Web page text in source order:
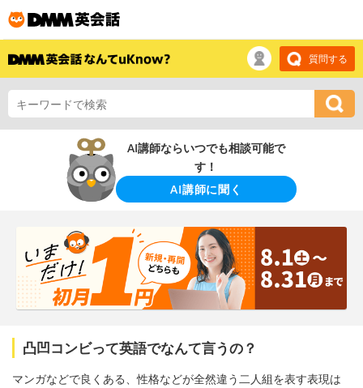
質問する
AI講師ならいつでも相談可能で
す！
AI講師に聞く
凸凹コンビって英語でなんて言うの？
マンガなどで良くある、性格などが全然違う二人組を表す表現は